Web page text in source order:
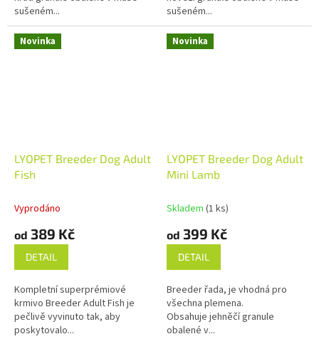
sušeném...
sušeném...
Novinka
LYOPET Breeder Dog Adult
Fish
Vyprodáno
od 389 Kč
DETAIL
Kompletní superprémiové
krmivo Breeder Adult Fish je
pečlivě vyvinuto tak, aby
poskytovalo...
Novinka
LYOPET Breeder Dog Adult
Mini Lamb
Skladem (1 ks)
od 399 Kč
DETAIL
Breeder řada, je vhodná pro
všechna plemena.
Obsahuje jehněčí granule
obalené v...